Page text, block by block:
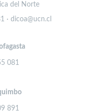
del Norte
· dicoa@ucn.cl
081
891